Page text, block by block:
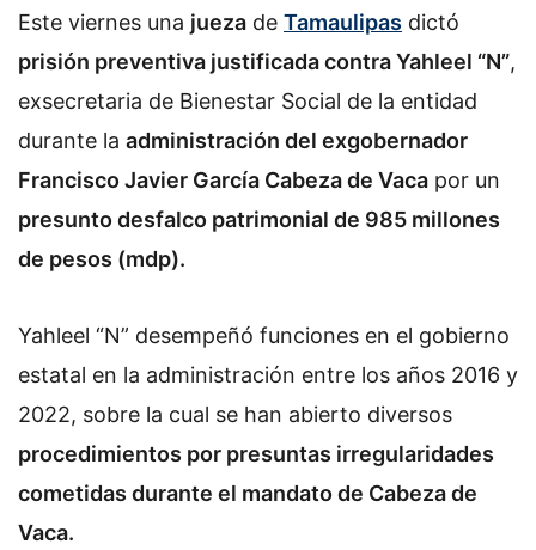
Este viernes una jueza de Tamaulipas dictó
prisión preventiva justificada contra Yahleel “N”,
exsecretaria de Bienestar Social de la entidad
durante la administración del exgobernador
Francisco Javier García Cabeza de Vaca por un
presunto desfalco patrimonial de 985 millones
de pesos (mdp).
Yahleel “N” desempeñó funciones en el gobierno
estatal en la administración entre los años 2016 y
2022, sobre la cual se han abierto diversos
procedimientos por presuntas irregularidades
cometidas durante el mandato de Cabeza de
Vaca.